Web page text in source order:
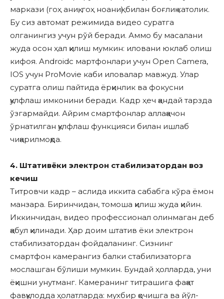
маркази (гоҳ аниқ, гоҳ ноаниқ) билан боғлиқ хатолик.
Бу сиз автомат режимида видео суратга
олганингиз учун рўй беради. Аммо бу масалани
жуда осон ҳал қилиш мумкин: иловани юклаб олиш
кифоя. Androidс мартфонлари учун Open Camera,
IOS учун ProMovie каби иловалар мавжуд. Улар
суратга олиш пайтида ёрқинлик ва фокусни
қулфлаш имконини беради. Кадр ҳеч қандай тарзда
ўзгармайди. Айрим смартфонлар аллақачон
ўрнатилган қулфлаш функцияси билан ишлаб
чиқарилмоқда.
4. Штативёки электрон стабилизатордан воз
кечиш
Титровчи кадр – аслида иккита сабабга кўра ёмон
манзара. Биринчидан, томоша қилиш жуда қийин.
Иккинчидан, видео профессионал олинмаган деб
қабул қилинади. Ҳар доим штатив ёки электрон
стабилизатордан фойдаланинг. Сизнинг
смартфон камерангиз балки стабилизаторга
мослашган бўлиши мумкин. Бундай ҳолларда, уни
ёқишни унутманг. Камеранинг титрашига фақат
фавқулодда ҳолатларда: мухбир қочишга ва йўл-